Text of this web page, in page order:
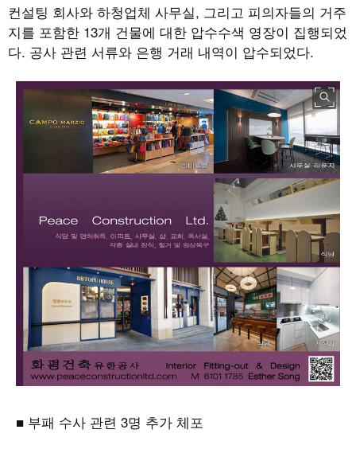
컨설팅 회사와 하청업체 사무실, 그리고 피의자들의 거주
지를 포함한 13개 건물에 대한 압수수색 영장이 집행되었
다. 공사 관련 서류와 은행 거래 내역이 압수되었다.
■ 부패 수사 관련 3명 추가 체포